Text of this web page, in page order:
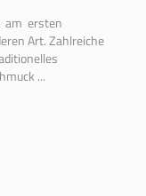
am ersten
Art. Zahlreiche
...